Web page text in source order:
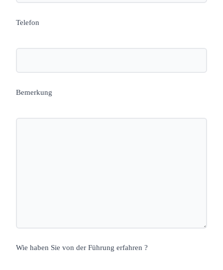
Telefon
Bemerkung
Wie haben Sie von der Führung erfahren ?